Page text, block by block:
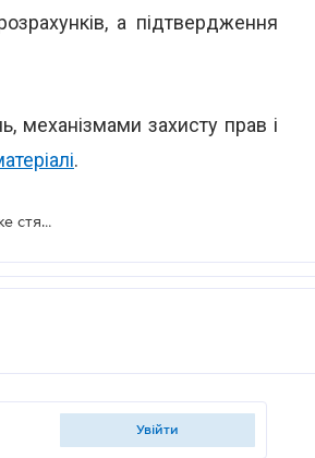
а підтвердження
механізмами захисту прав і
.
Відповідальність посадових осіб: коли юридична особа може стягнути збитки
увійти